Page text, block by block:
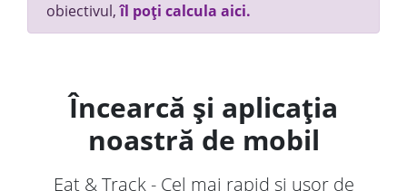
obiectivul,îl poți calcula aici.
Încearcă și aplicația
noastră de mobil
Eat & Track - Cel mai rapid și ușor de